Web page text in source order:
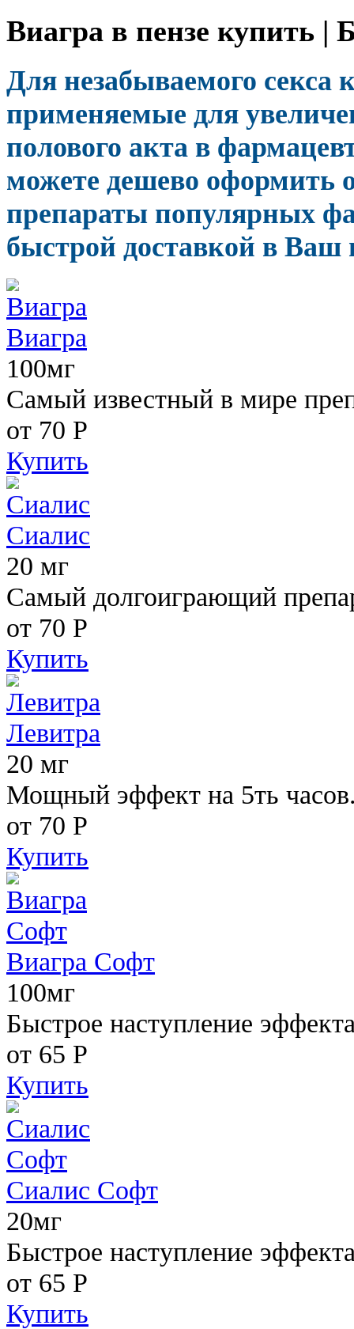
Виагра в пензе купить |
Для незабываемого секса
применяемые для
полового акта в
можете дешево оформить
препараты популярных
быстрой доставкой в Ваш
Виагра
100мг
Самый известный в мире
от 70 Р
Купить
Сиалис
20 мг
Самый долгоиграющий
от 70 Р
Купить
Левитра
20 мг
Мощный эффект на 5ть
от 70 Р
Купить
Виагра Софт
100мг
Быстрое наступление
от 65 Р
Купить
Сиалис Софт
20мг
Быстрое наступление
от 65 Р
Купить